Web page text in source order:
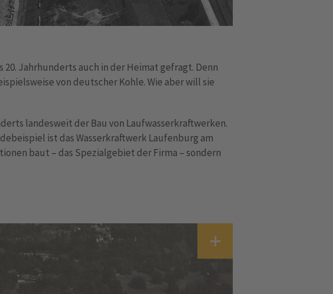
Jahrhunderts auch in der Heimat gefragt. Denn
von deutscher Kohle. Wie aber will sie
landesweit der Bau von Laufwasserkraftwerken.
ist das Wasserkraftwerk Laufenburg am
baut – das Spezialgebiet der Firma – sondern